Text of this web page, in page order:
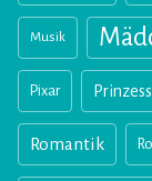
Musik
Pixar
Romantik